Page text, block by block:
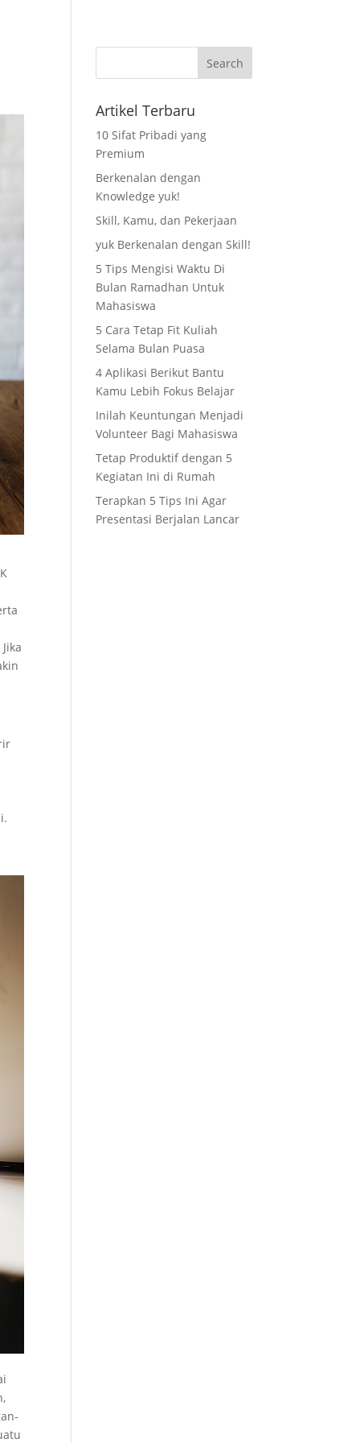
Artikel Terbaru
10 Sifat Pribadi yang
Premium
Berkenalan dengan
Knowledge yuk!
Skill, Kamu, dan Pekerjaan
yuk Berkenalan dengan Skill!
5 Tips Mengisi Waktu Di
Bulan Ramadhan Untuk
Mahasiswa
5 Cara Tetap Fit Kuliah
Selama Bulan Puasa
4 Aplikasi Berikut Bantu
Kamu Lebih Fokus Belajar
Inilah Keuntungan Menjadi
Volunteer Bagi Mahasiswa
Tetap Produktif dengan 5
Kegiatan Ini di Rumah
Terapkan 5 Tips Ini Agar
Presentasi Berjalan Lancar